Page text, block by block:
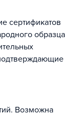
сертификатов
образца
Возможна